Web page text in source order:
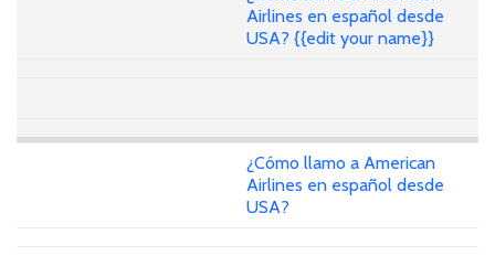
Airlines en español desde
USA? {{edit your name}}
¿Cómo llamo a American
Airlines en español desde
USA?